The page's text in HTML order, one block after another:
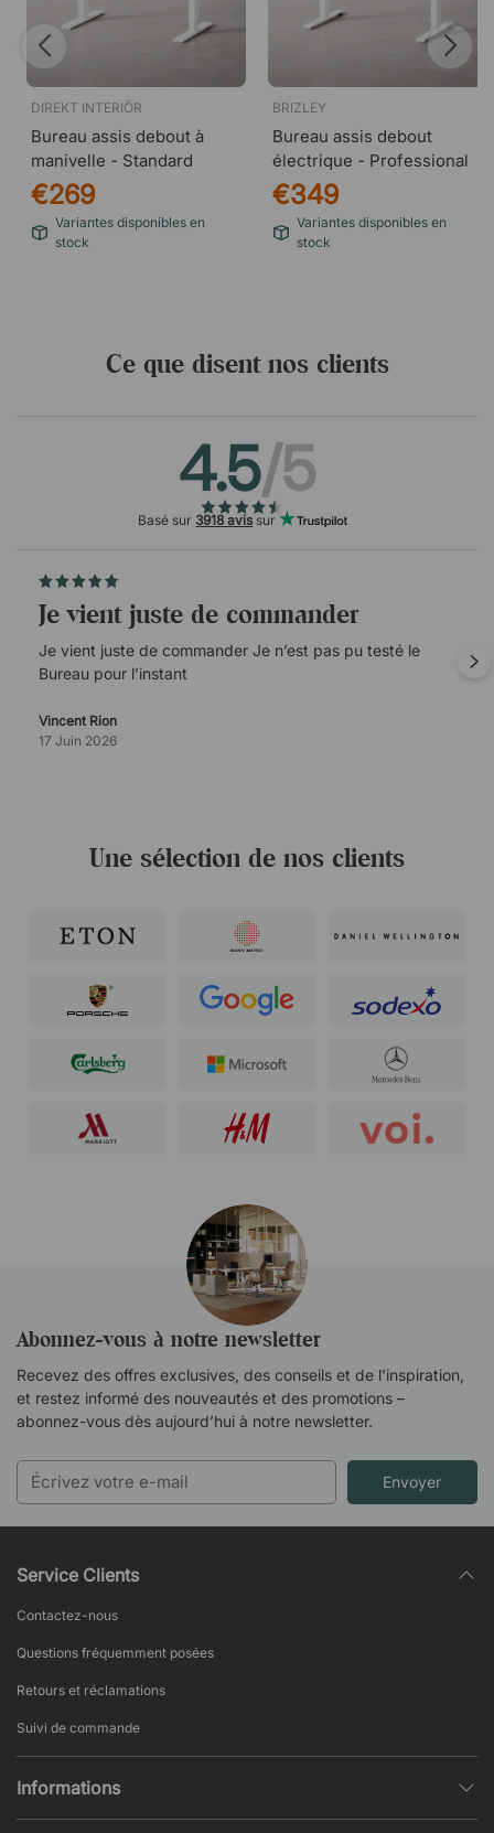
DIREKT INTERIÖR
Bureau assis debout à
manivelle - Standard
€269
Variantes disponibles en
stock
BRIZLEY
Bureau assis debout
électrique - Professional
€349
Variantes disponibles en
stock
Ce que disent nos clients
4.5/5
Basé sur 3918 avis sur
Je vient juste de commander
Je vient juste de commander Je n’est pas pu testé le
Bureau pour l’instant
Vincent Rion
17 Juin 2026
Une sélection de nos clients
Abonnez-vous à notre newsletter
Recevez des offres exclusives, des conseils et de l'inspiration,
et restez informé des nouveautés et des promotions –
abonnez-vous dès aujourd’hui à notre newsletter.
Envoyer
Service Clients
Contactez-nous
Questions fréquemment posées
Retours et réclamations
Suivi de commande
Informations